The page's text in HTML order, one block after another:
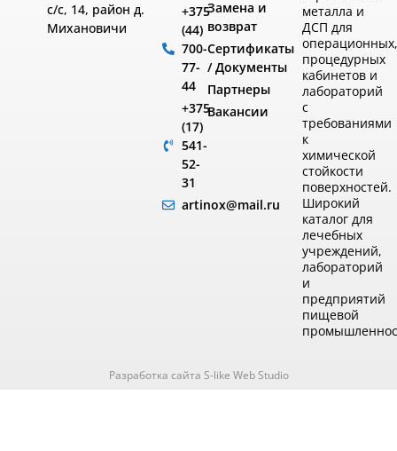
с/с, 14, район д.
Михановичи
+375
(44)
700-
77-
44
+375
(17)
541-
52-
31
artinox@mail.ru
Замена и
возврат
Сертификаты
/ Документы
Партнеры
Вакансии
металла и
ДСП для
операционных,
процедурных
кабинетов и
лабораторий
с
требованиями
к
химической
стойкости
поверхностей.
Широкий
каталог для
лечебных
учреждений,
лабораторий
и
предприятий
пищевой
Разработка сайта S-like Web Studio